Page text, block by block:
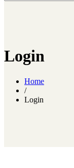
Login
Home
/
Login